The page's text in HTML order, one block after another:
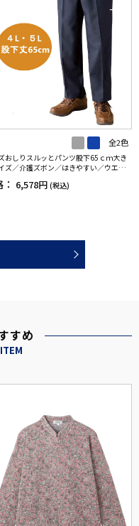
全2色
おしりスルッとパンツ股下65ｃｍ大き
ズ／介護ズボン／はきやすい／ウエス
／敬老の日／ギフト／プレゼント【C
6,578円 (税込)
すめ